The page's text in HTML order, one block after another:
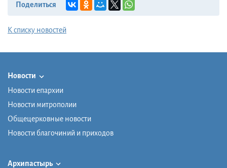
Поделиться
К списку новостей
Новости
Новости епархии
Новости митрополии
Общецерковные новости
Новости благочиний и приходов
Архипастырь